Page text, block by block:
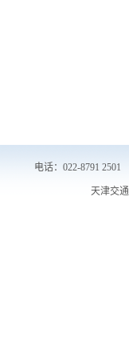
电话： 022-8791
天津交